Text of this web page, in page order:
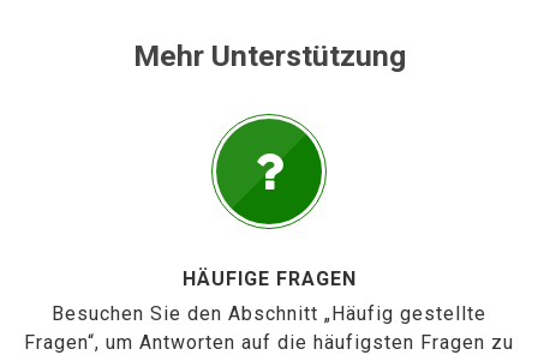
Mehr Unterstützung
HÄUFIGE FRAGEN
Besuchen Sie den Abschnitt „Häufig gestellte
Fragen“, um Antworten auf die häufigsten Fragen zu